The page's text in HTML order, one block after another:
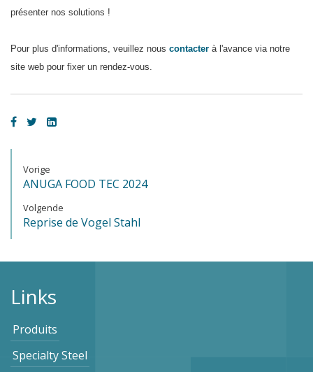
présenter nos solutions !
Pour plus d'informations, veuillez nous contacter à l'avance via notre
site web pour fixer un rendez-vous.
Vorige
ANUGA FOOD TEC 2024
Volgende
Reprise de Vogel Stahl
Links
Produits
Specialty Steel